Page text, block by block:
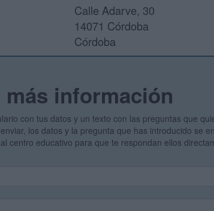
Calle Adarve, 30
14071 Córdoba
Córdoba
más información
con tus datos y un texto con las preguntas que
los datos y la pregunta que has introducido se
centro educativo para que te respondan ellos